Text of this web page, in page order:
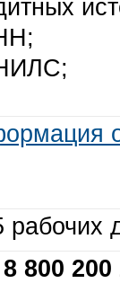
рабочих
800 200